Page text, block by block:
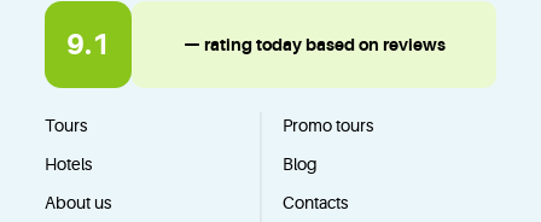
9.1 — rating today based on reviews
Tours
Promo tours
Hotels
Blog
About us
Contacts